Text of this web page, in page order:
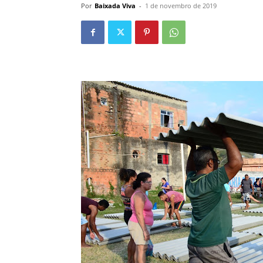
Por Baixada Viva - 1 de novembro de 2019